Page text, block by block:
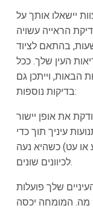
יישאלו אותך על
הראייה עשויה
בהתאם לציוד
העין שלך. ככל
הבאות, וייתכן גם
בדיקות נוספות:
את אופן יישור
עיניך תוך כדי
עט) כשהיא נעה
לכיוונים שונים.
שלך פועלות
המומחה יכסה